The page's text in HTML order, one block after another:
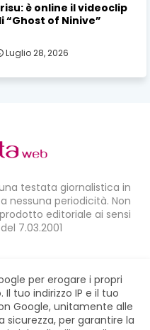
è online il videoclip
“Ghost of Ninive”
Luglio 28, 2026
testata giornalistica in
nessuna periodicità. Non
editoriale ai sensi
7.03.2001
per erogare i propri
tuo indirizzo IP e il tuo
Google, unitamente alle
sicurezza, per garantire la